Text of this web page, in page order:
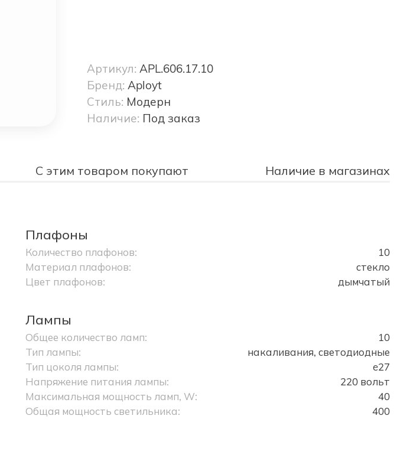
Артикул: APL.606.17.10
Бренд: Aployt
Стиль: Модерн
Наличие: Под заказ
С этим товаром покупают Наличие в магазинах
Плафоны
Количество плафонов:
10
Материал плафонов:
стекло
Цвет плафонов:
дымчатый
Лампы
Общее количество ламп:
10
Тип лампы:
накаливания, светодиодные
Тип цоколя лампы:
e27
Напряжение питания лампы:
220 вольт
Максимальная мощность ламп, W:
40
Общая мощность светильника:
400